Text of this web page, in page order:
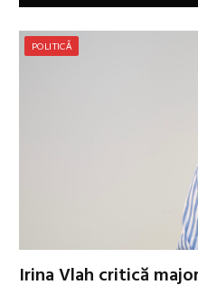
POLITICĂ
Irina Vlah critică